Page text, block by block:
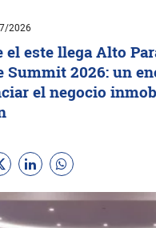
2026
el este llega Alto
Summit 2026: un
el negocio